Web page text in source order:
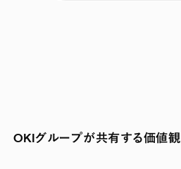
OKIグループが共有する価値観